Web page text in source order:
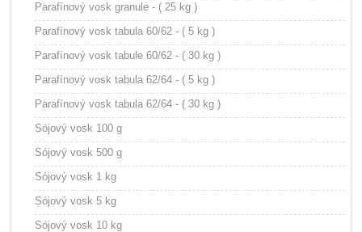
Parafínový vosk granule - ( 25 kg )
Parafínový vosk tabula 60/62 - ( 5 kg )
Parafínový vosk tabule 60/62 - ( 30 kg )
Parafínový vosk tabula 62/64 - ( 5 kg )
Parafínový vosk tabula 62/64 - ( 30 kg )
Sójový vosk 100 g
Sójový vosk 500 g
Sójový vosk 1 kg
Sójový vosk 5 kg
Sójový vosk 10 kg